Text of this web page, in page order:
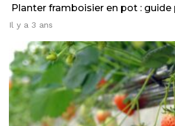
Planter framboisier en pot : guide
Il y a 3 ans